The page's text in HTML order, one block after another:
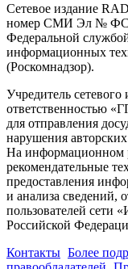
Сетевое издание
номер СМИ Эл №
Федеральной
информационных
(Роскомнадзор).
Учредитель
ответственностью
для отправления
нарушения
На информационном
рекомендательные
предоставления
и анализа сведений,
пользователей сети
Российской
Контакты Более